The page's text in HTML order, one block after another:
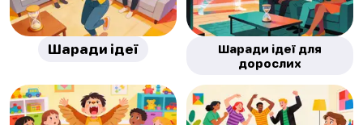
Шаради ідеї
Шаради ідеї для
дорослих